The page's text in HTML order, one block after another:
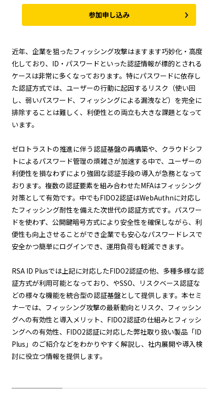
参加申し込み
近年、企業を狙ったフィッシング攻撃はますます巧妙化・高度
化しており、ID・パスワードといった認証情報が標的とされる
ケースは非常に多くなっております。特にパスワードに依存し
た認証方式では、ユーザーの行動に起因するリスク（使い回
し、弱いパスワード、フィッシングによる漏洩など）を完全に
排除することは難しく、利便性との両立も大きな課題となって
います。
ゼロトラストの推進に伴う認証基盤の再構築や、クラウドシフ
トによるパスワード管理の煩雑さが加速する中で、ユーザーの
利便性を損なわずにより強固な認証手段の導入が急務となって
おります。複数の認証要素を組み合わせたMFAはフィッシング
対策として有効です。中でもFIDO2認証はWebAuthnに対応し
たフィッシング耐性を備えた次世代の認証方式です。パスワー
ドを使わず、公開鍵暗号方式により安全性を確保しながら、利
便性も向上させることができ企業でも安心なパスワードレスで
安全かつ簡単にログインでき、運用負荷も軽減できます。
RSA ID Plusでは上記に対応したFIDO2認証の他、多種多様な認
証方式が利用可能となっており、やSSO、リスクベース認証な
どの様々な機能を統合型の認証基盤として提供します。本セミ
ナーでは、フィッシング攻撃の最新動向とリスク、フィッシン
グへの有効性と導入メリット、FIDO2認証の仕組みとフィッシ
ングへの有効性、FIDO2認証に対応した弊社取り扱い製品「ID
Plus」のご紹介などをわかりやすく解説し、社内展開や導入検
討に役立つ情報を提供します。